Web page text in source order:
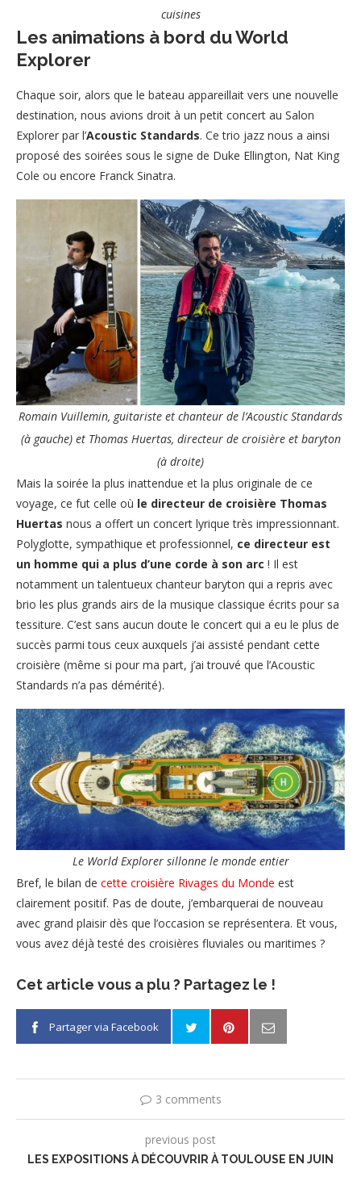
cuisines
Les animations à bord du World
Explorer
Chaque soir, alors que le bateau appareillait vers une nouvelle
destination, nous avions droit à un petit concert au Salon
Explorer par l’Acoustic Standards. Ce trio jazz nous a ainsi
proposé des soirées sous le signe de Duke Ellington, Nat King
Cole ou encore Franck Sinatra.
Romain Vuillemin, guitariste et chanteur de l’Acoustic Standards
(à gauche) et Thomas Huertas, directeur de croisière et baryton
(à droite)
Mais la soirée la plus inattendue et la plus originale de ce
voyage, ce fut celle où le directeur de croisière Thomas
Huertas nous a offert un concert lyrique très impressionnant.
Polyglotte, sympathique et professionnel, ce directeur est
un homme qui a plus d’une corde à son arc ! Il est
notamment un talentueux chanteur baryton qui a repris avec
brio les plus grands airs de la musique classique écrits pour sa
tessiture. C’est sans aucun doute le concert qui a eu le plus de
succès parmi tous ceux auxquels j’ai assisté pendant cette
croisière (même si pour ma part, j’ai trouvé que l’Acoustic
Standards n’a pas démérité).
Le World Explorer sillonne le monde entier
Bref, le bilan de cette croisière Rivages du Monde est
clairement positif. Pas de doute, j’embarquerai de nouveau
avec grand plaisir dès que l’occasion se représentera. Et vous,
vous avez déjà testé des croisières fluviales ou maritimes ?
Cet article vous a plu ? Partagez le !
Partager via Facebook
3 comments
previous post
LES EXPOSITIONS À DÉCOUVRIR À TOULOUSE EN JUIN